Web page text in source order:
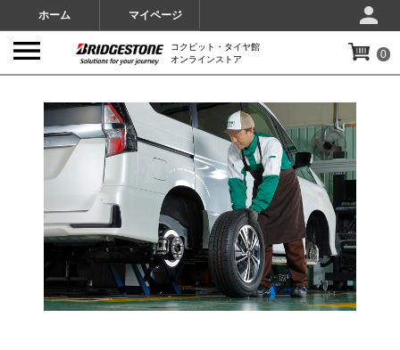
ホーム マイページ
コクピット・タイヤ館
オンラインストア
0